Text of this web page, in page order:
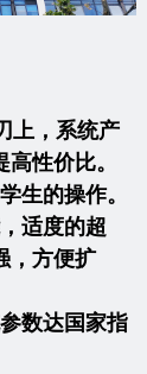
上，系统产
性价比。
生的操作。
适度的超
，方便扩
数达国家指